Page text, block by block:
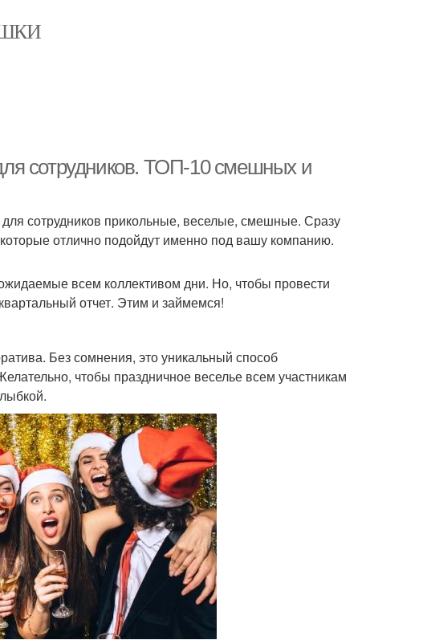
сотрудников. ТОП-10 смешных и
сотрудников прикольные, веселые, смешные. Сразу
отлично подойдут именно под вашу компанию.
всем коллективом дни. Но, чтобы провести
отчет. Этим и займемся!
Без сомнения, это уникальный способ
чтобы праздничное веселье всем участникам